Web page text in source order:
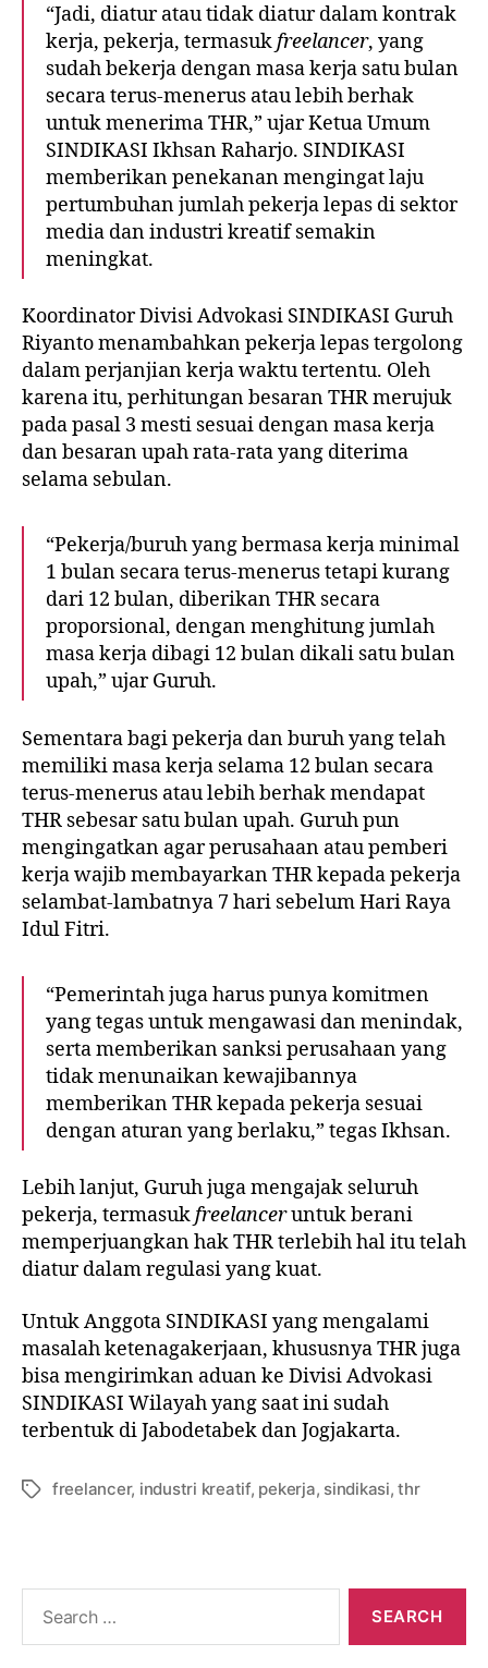
“Jadi, diatur atau tidak diatur dalam kontrak
kerja, pekerja, termasukfreelancer, yang
sudah bekerja dengan masa kerja satu bulan
secara terus-menerus atau lebih berhak
untuk menerima THR,” ujar Ketua Umum
SINDIKASI Ikhsan Raharjo. SINDIKASI
memberikan penekanan mengingat laju
pertumbuhan jumlah pekerja lepas di sektor
media dan industri kreatif semakin
meningkat.
Koordinator Divisi Advokasi SINDIKASI Guruh
Riyanto menambahkan pekerja lepas tergolong
dalam perjanjian kerja waktu tertentu. Oleh
karena itu, perhitungan besaran THR merujuk
pada pasal 3 mesti sesuai dengan masa kerja
dan besaran upah rata-rata yang diterima
selama sebulan.
“Pekerja/buruh yang bermasa kerja minimal
1 bulan secara terus-menerus tetapi kurang
dari 12 bulan, diberikan THR secara
proporsional, dengan menghitung jumlah
masa kerja dibagi 12 bulan dikali satu bulan
upah,” ujar Guruh.
Sementara bagi pekerja dan buruh yang telah
memiliki masa kerja selama 12 bulan secara
terus-menerus atau lebih berhak mendapat
THR sebesar satu bulan upah. Guruh pun
mengingatkan agar perusahaan atau pemberi
kerja wajib membayarkan THR kepada pekerja
selambat-lambatnya 7 hari sebelum Hari Raya
Idul Fitri.
“Pemerintah juga harus punya komitmen
yang tegas untuk mengawasi dan menindak,
serta memberikan sanksi perusahaan yang
tidak menunaikan kewajibannya
memberikan THR kepada pekerja sesuai
dengan aturan yang berlaku,” tegas Ikhsan.
Lebih lanjut, Guruh juga mengajak seluruh
pekerja, termasukfreelanceruntuk berani
memperjuangkan hak THR terlebih hal itu telah
diatur dalam regulasi yang kuat.
Untuk Anggota SINDIKASI yang mengalami
masalah ketenagakerjaan, khususnya THR juga
bisa mengirimkan aduan ke Divisi Advokasi
SINDIKASI Wilayah yang saat ini sudah
terbentuk di Jabodetabek dan Jogjakarta.
freelancer, industri kreatif, pekerja, sindikasi,thr